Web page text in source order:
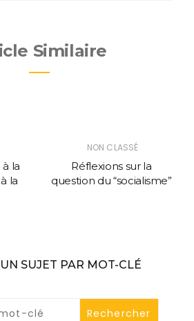
Similaire
la
la
NON CLASSÉ
Réflexions sur la
question du “socialisme”
SUJET PAR MOT-CLÉ